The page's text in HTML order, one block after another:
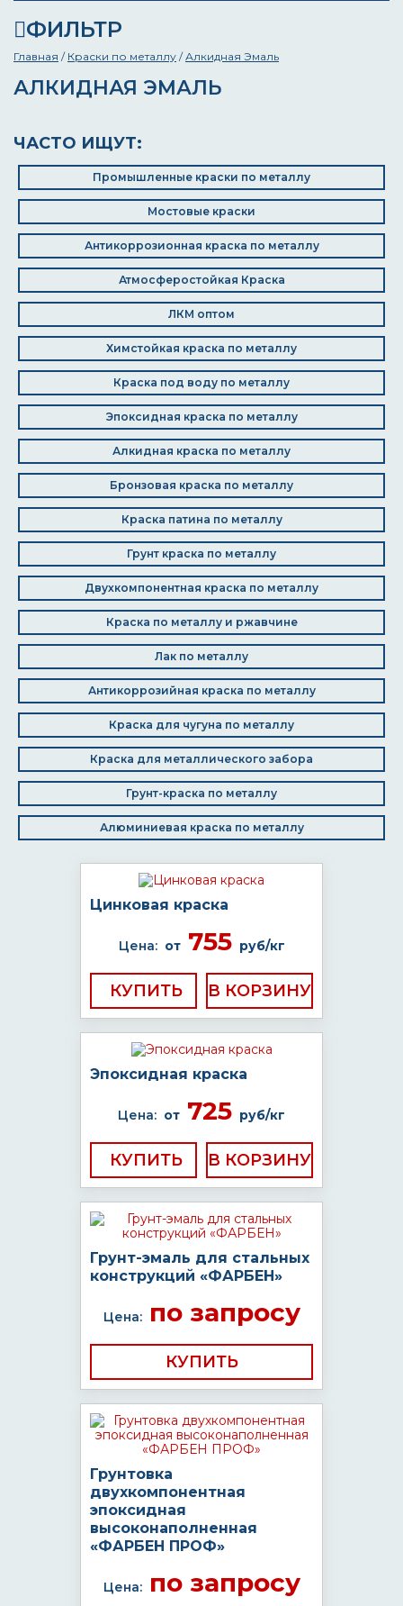
ФИЛЬТР
Главная / Краски по металлу /Алкидная Эмаль
АЛКИДНАЯ ЭМАЛЬ
ЧАСТО ИЩУТ:
Промышленные краски по металлу
Мостовые краски
Антикоррозионная краска по металлу
Атмосферостойкая Краска
ЛКМ оптом
Химстойкая краска по металлу
Краска под воду по металлу
Эпоксидная краска по металлу
Алкидная краска по металлу
Бронзовая краска по металлу
Краска патина по металлу
Грунт краска по металлу
Двухкомпонентная краска по металлу
Краска по металлу и ржавчине
Лак по металлу
Антикоррозийная краска по металлу
Краска для чугуна по металлу
Краска для металлического забора
Грунт-краска по металлу
Алюминиевая краска по металлу
Цинковая краска
Цена: от755 руб/кг
КУПИТЬ
Эпоксидная краска
Цена: от 725 руб/кг
КУПИТЬ
Грунт-эмаль для стальных
конструкций «ФАРБЕН»
Цена:по запросу
КУПИТЬ
Грунтовка
двухкомпонентная
эпоксидная
высоконаполненная
«ФАРБЕН ПРОФ»
Цена:по запросу